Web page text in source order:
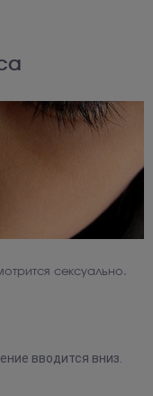
сексуально.
вводится вниз.